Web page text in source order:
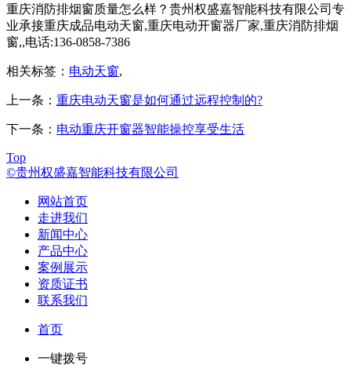
重庆消防排烟窗质量怎么样？贵州权盛嘉智能科技有限公司专
业承接重庆成品电动天窗,重庆电动开窗器厂家,重庆消防排烟
窗,,电话:136-0858-7386
相关标签： 电动天窗,
上一条： 重庆电动天窗是如何通过远程控制的?
下一条： 电动重庆开窗器智能操控享受生活
Top
©贵州权盛嘉智能科技有限公司
网站首页
走进我们
新闻中心
产品中心
案例展示
资质证书
联系我们
首页
一键拨号